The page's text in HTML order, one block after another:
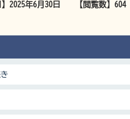
2025年6月30日 【閲覧数】 604